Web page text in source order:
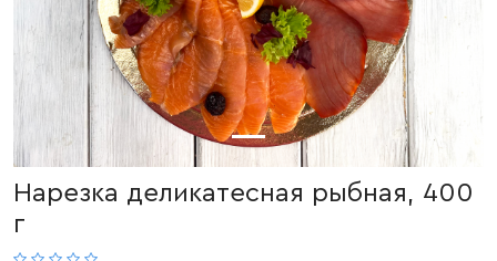
Нарезка деликатесная рыбная, 400
г